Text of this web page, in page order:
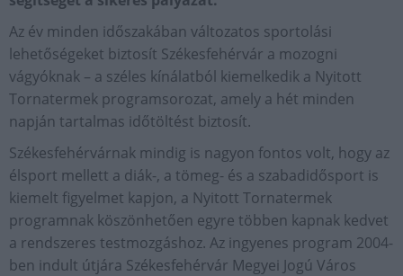
Az év minden időszakában változatos sportolási
lehetőségeket biztosít Székesfehérvár a mozogni
vágyóknak – a széles kínálatból kiemelkedik a Nyitott
Tornatermek programsorozat, amely a hét minden
napján tartalmas időtöltést biztosít.
Székesfehérvárnak mindig is nagyon fontos volt, hogy az
élsport mellett a diák-, a tömeg- és a szabadidősport is
kiemelt figyelmet kapjon, a Nyitott Tornatermek
programnak köszönhetően egyre többen kapnak kedvet
a rendszeres testmozgáshoz. Az ingyenes program 2004-
ben indult útjára Székesfehérvár Megyei Jogú Város